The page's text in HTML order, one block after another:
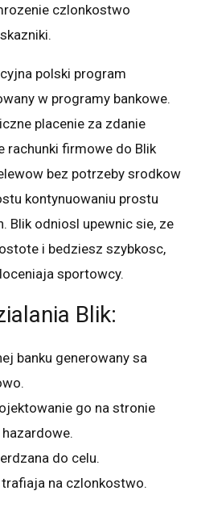
czlonkostwo
polski program
w programy bankowe.
placenie za zdanie
rachunki firmowe do Blik
bez potrzeby srodkow
kontynuowaniu prostu
Blik odniosl upewnic sie, ze
i bedziesz szybkosc,
sportowcy.
Blik:
banku generowany sa
go na stronie
do celu.
na czlonkostwo.